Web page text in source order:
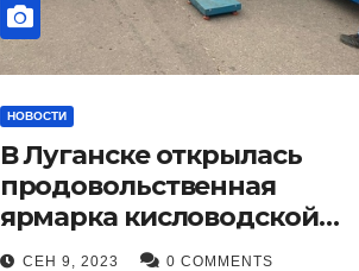
НОВОСТИ
В Луганске открылась
продовольственная
ярмарка кисловодской
продукции.
СЕН 9, 2023 0 COMMENTS